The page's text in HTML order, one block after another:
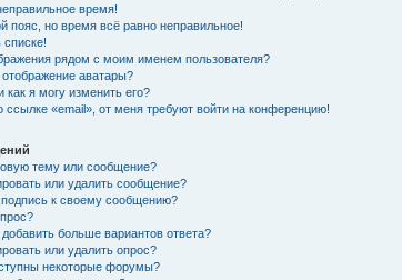
время!
пояс, но время всё равно неправильное!
списке!
рядом с моим именем пользователя?
аватары?
как я могу изменить его?
ссылке «email», от меня требуют войти на конференцию!
тему или сообщение?
или удалить сообщение?
подпись к своему сообщению?
больше вариантов ответа?
или удалить опрос?
некоторые форумы?